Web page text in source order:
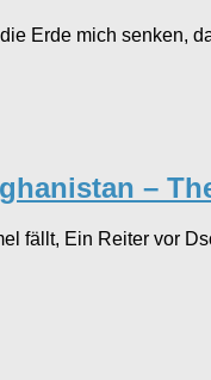
Erde mich senken,
–
fällt, Ein Reiter vor